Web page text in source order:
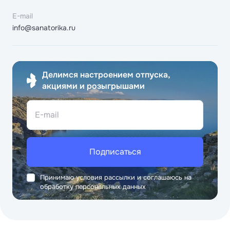
E-mail
info@sanatorika.ru
Делимся настроением отпуска,
акциями и розыгрышами
E-mail
Подписаться
Принимаю условия рассылки и соглашаюсь на
обработку персональных данных